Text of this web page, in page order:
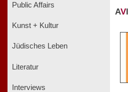
Public Affairs
Kunst + Kultur
Jüdisches Leben
Literatur
Interviews
AV